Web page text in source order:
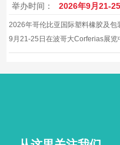
举办时间：
2026年9月21-
2026年哥伦比亚国际塑料橡胶及
9月21-25日在波哥大Corferias展
公司主办,是南美洲安第斯地区历